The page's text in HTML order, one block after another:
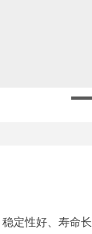
定性好、寿命长